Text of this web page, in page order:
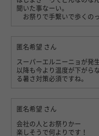
聞いた事なーい。
お祭りで手繋いで歩くの
匿名希望 さん
スーパーエルニーニョが発
以降も今より温度が下がら
る暑さ対策必須ですね。
匿名希望 さん
会社の人とお祭りかー
楽しそうで何よりです！